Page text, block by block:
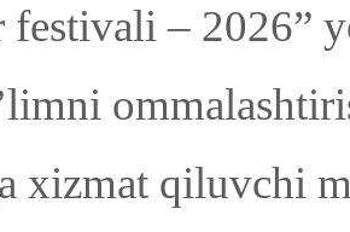
festivali –
xizmat qiluvchi